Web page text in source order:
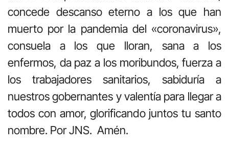
concede descanso eterno a los que han
muerto por la pandemia del «coronavirus»,
consuela a los que lloran, sana a los
enfermos, da paz a los moribundos, fuerza a
los trabajadores sanitarios, sabiduría a
nuestros gobernantes y valentía para llegar a
todos con amor, glorificando juntos tu santo
nombre. Por JNS. Amén.